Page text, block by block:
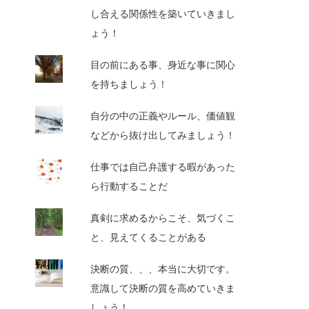
し合える関係性を築いていきまし
ょう！
目の前にある事、身近な事に関心
を持ちましょう！
自分の中の正義やルール、価値観
などから抜け出してみましょう！
仕事では自己弁護する暇があった
ら行動することだ
真剣に求めるからこそ、気づくこ
と、見えてくることがある
決断の質、、、本当に大切です。
意識して決断の質を高めていきま